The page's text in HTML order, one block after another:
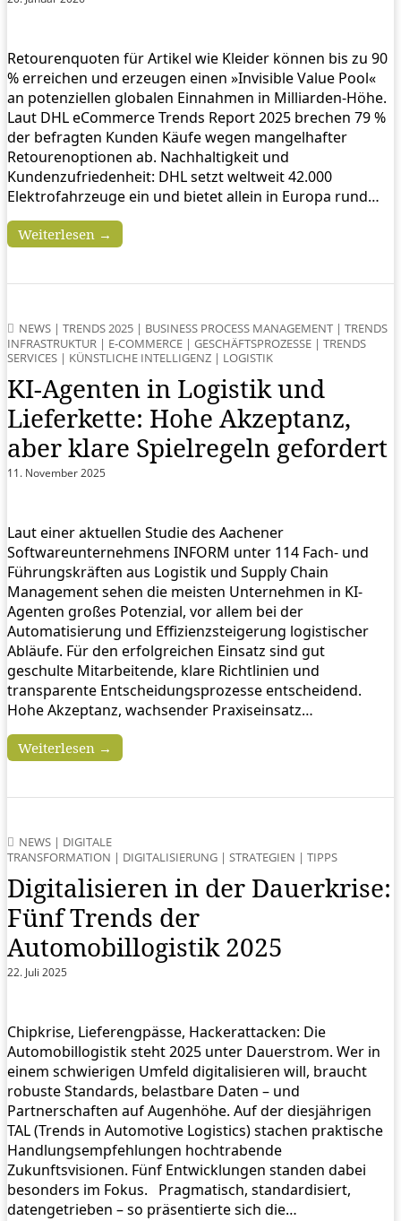
Retourenquoten für Artikel wie Kleider können bis zu 90
% erreichen und erzeugen einen »Invisible Value Pool«
an potenziellen globalen Einnahmen in Milliarden-Höhe.
Laut DHL eCommerce Trends Report 2025 brechen 79 %
der befragten Kunden Käufe wegen mangelhafter
Retourenoptionen ab. Nachhaltigkeit und
Kundenzufriedenheit: DHL setzt weltweit 42.000
Elektrofahrzeuge ein und bietet allein in Europa rund…
Weiterlesen →
NEWS | TRENDS 2025 | BUSINESS PROCESS MANAGEMENT | TRENDS
INFRASTRUKTUR | E-COMMERCE | GESCHÄFTSPROZESSE | TRENDS
SERVICES | KÜNSTLICHE INTELLIGENZ | LOGISTIK
KI-Agenten in Logistik und
Lieferkette: Hohe Akzeptanz,
aber klare Spielregeln gefordert
11. November 2025
Laut einer aktuellen Studie des Aachener
Softwareunternehmens INFORM unter 114 Fach- und
Führungskräften aus Logistik und Supply Chain
Management sehen die meisten Unternehmen in KI-
Agenten großes Potenzial, vor allem bei der
Automatisierung und Effizienzsteigerung logistischer
Abläufe. Für den erfolgreichen Einsatz sind gut
geschulte Mitarbeitende, klare Richtlinien und
transparente Entscheidungsprozesse entscheidend.
Hohe Akzeptanz, wachsender Praxiseinsatz…
Weiterlesen →
NEWS | DIGITALE
TRANSFORMATION | DIGITALISIERUNG | STRATEGIEN | TIPPS
Digitalisieren in der Dauerkrise:
Fünf Trends der
Automobillogistik 2025
22. Juli 2025
Chipkrise, Lieferengpässe, Hackerattacken: Die
Automobillogistik steht 2025 unter Dauerstrom. Wer in
einem schwierigen Umfeld digitalisieren will, braucht
robuste Standards, belastbare Daten – und
Partnerschaften auf Augenhöhe. Auf der diesjährigen
TAL (Trends in Automotive Logistics) stachen praktische
Handlungsempfehlungen hochtrabende
Zukunftsvisionen. Fünf Entwicklungen standen dabei
besonders im Fokus. Pragmatisch, standardisiert,
datengetrieben – so präsentierte sich die…